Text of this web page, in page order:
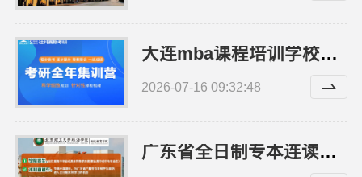
大连mba课程培训学校师资好-社科赛斯
2026-07-16 09:32:48
广东省全日制专本连读院校-北京理工大学珠海学院继续教育学院